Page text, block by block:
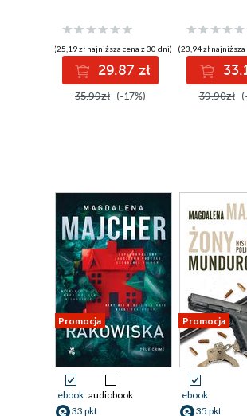
(25,19 zł najniższa cena z 30 dni)
29.87 zł
35.99zł (-17%)
(23,94 zł
39.90zł
Promocja
ebook audiobook
33 pkt
Promocja
ebook
35 pkt